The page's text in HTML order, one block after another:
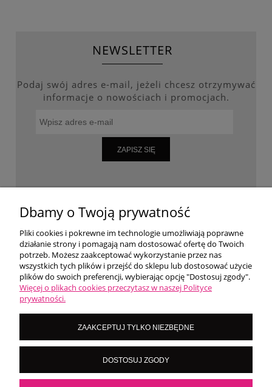
NEWSLETTER
Podaj swój adres e-mail, jeżeli chcesz otrzymywać
informacje o nowościach i promocjach.
ZAPISZ SIĘ
WARUNKI ZAKUPÓW
MOJE KONTO
O NAS
LoversNails Paulina Wiktorowicz | Brzozowa 7, 05-300 Targówka, woj
mazowieckie | NIP: 8222395546
Kontakt pn - pt: 8:00 - 16:00 |
536 028 532
Dbamy o Twoją prywatność
Pliki cookies i pokrewne im technologie umożliwiają poprawne
działanie strony i pomagają nam dostosować ofertę do Twoich
potrzeb. Możesz zaakceptować wykorzystanie przez nas
wszystkich tych plików i przejść do sklepu lub dostosować użycie
plików do swoich preferencji, wybierając opcję "Dostosuj zgody".
Więcej o plikach cookies przeczytasz w naszej Polityce
prywatności.
ZAAKCEPTUJ TYLKO NIEZBĘDNE
DOSTOSUJ ZGODY